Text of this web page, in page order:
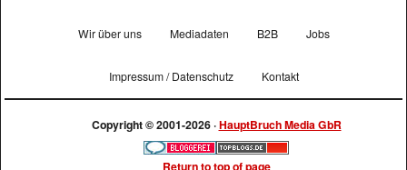
Wir über uns Mediadaten B2B Jobs
Impressum / Datenschutz Kontakt
Copyright © 2001-2026 ·HauptBruch Media GbR
Return to top of page